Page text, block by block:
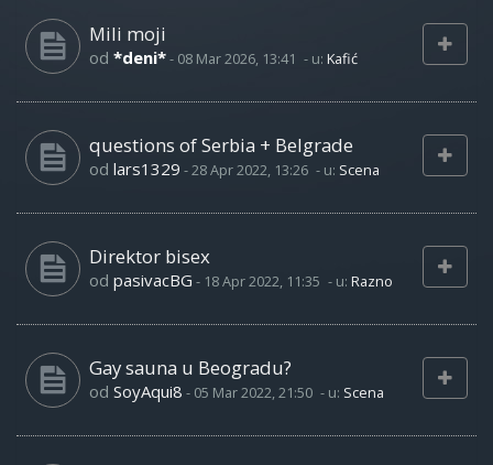
Mili moji
od *deni*- 08 Mar 2026, 13:41 - u: Kafić
questions of Serbia + Belgrade
od lars1329 -28 Apr 2022, 13:26 - u: Scena
Direktor bisex
od pasivacBG - 18 Apr 2022, 11:35 - u: Razno
Gay sauna u Beogradu?
od SoyAqui8 - 05 Mar 2022, 21:50 - u: Scena